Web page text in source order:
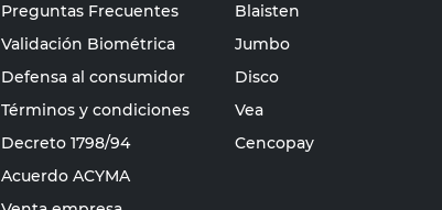
Preguntas Frecuentes
Validación Biométrica
Defensa al consumidor
Términos y condiciones
Decreto 1798/94
Acuerdo ACYMA
Blaisten
Jumbo
Disco
Vea
Cencopay